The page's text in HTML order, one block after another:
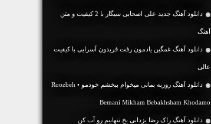
دانلود آهنگ جديد علی اصحابی سیگار با 2 کیفیت و متن
آهنگ
دانلود آهنگ غمگین یادمون رفت فریدون آسرایی با کیفیت
عالی
دانلود آهنگ روزبه بمانی میخوام ببخشم خودمو • Roozbeh
Bemani Mikham Bebakhsham Khodamo
دانلود آهنگ راک رضا یزدانی یخ تنهاییم رو آب کن